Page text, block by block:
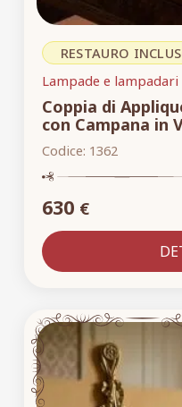
RESTAURO
Lampade e lampadari
Coppia di
con Campana in
Codice: 1362
630 €